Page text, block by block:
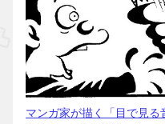
マンガ家が描く「目で見る